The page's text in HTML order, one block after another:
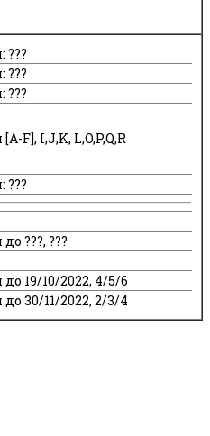
???
???
???
F], I,J,K, L,O,P,Q,R
???
???, ???
19/10/2022, 4/5/6
30/11/2022, 2/3/4